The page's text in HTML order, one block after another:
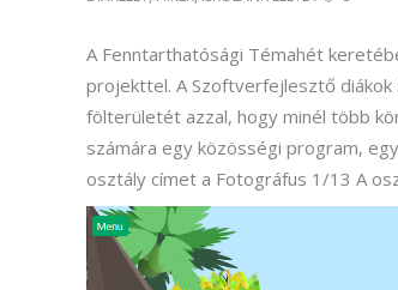
A Fenntarthatósági Témahét
projekttel. A Szoftverfejlesztő diákok
fölterületét azzal, hogy minél több
számára egy közösségi program,
osztály címet a Fotográfus 1/13 A